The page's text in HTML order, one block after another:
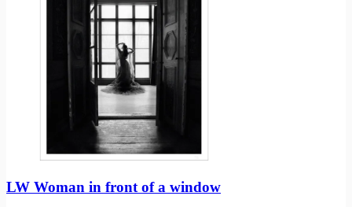
LW Woman in front of a window